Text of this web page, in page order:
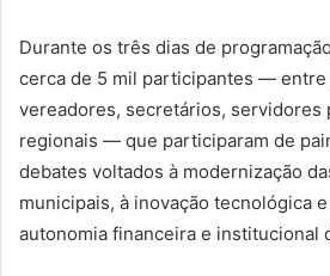
Durante os três dias de
cerca de 5 mil participantes —
vereadores, secretários, servidores
regionais — que participaram de
debates voltados à modernização
municipais, à inovação tecnológica
autonomia financeira e institucional